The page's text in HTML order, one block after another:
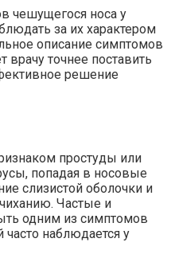
чешущегося носа у
за их характером
описание симптомов
точнее поставить
решение
простуды или
попадая в носовые
слизистой оболочки и
Частые и
одним из симптомов
наблюдается у